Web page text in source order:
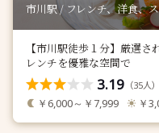
市川駅 / フレンチ、洋食、
【市川駅徒歩１分】厳選
レンチを優雅な空間で
3.19 （35人）
￥6,000～￥7,999 ￥